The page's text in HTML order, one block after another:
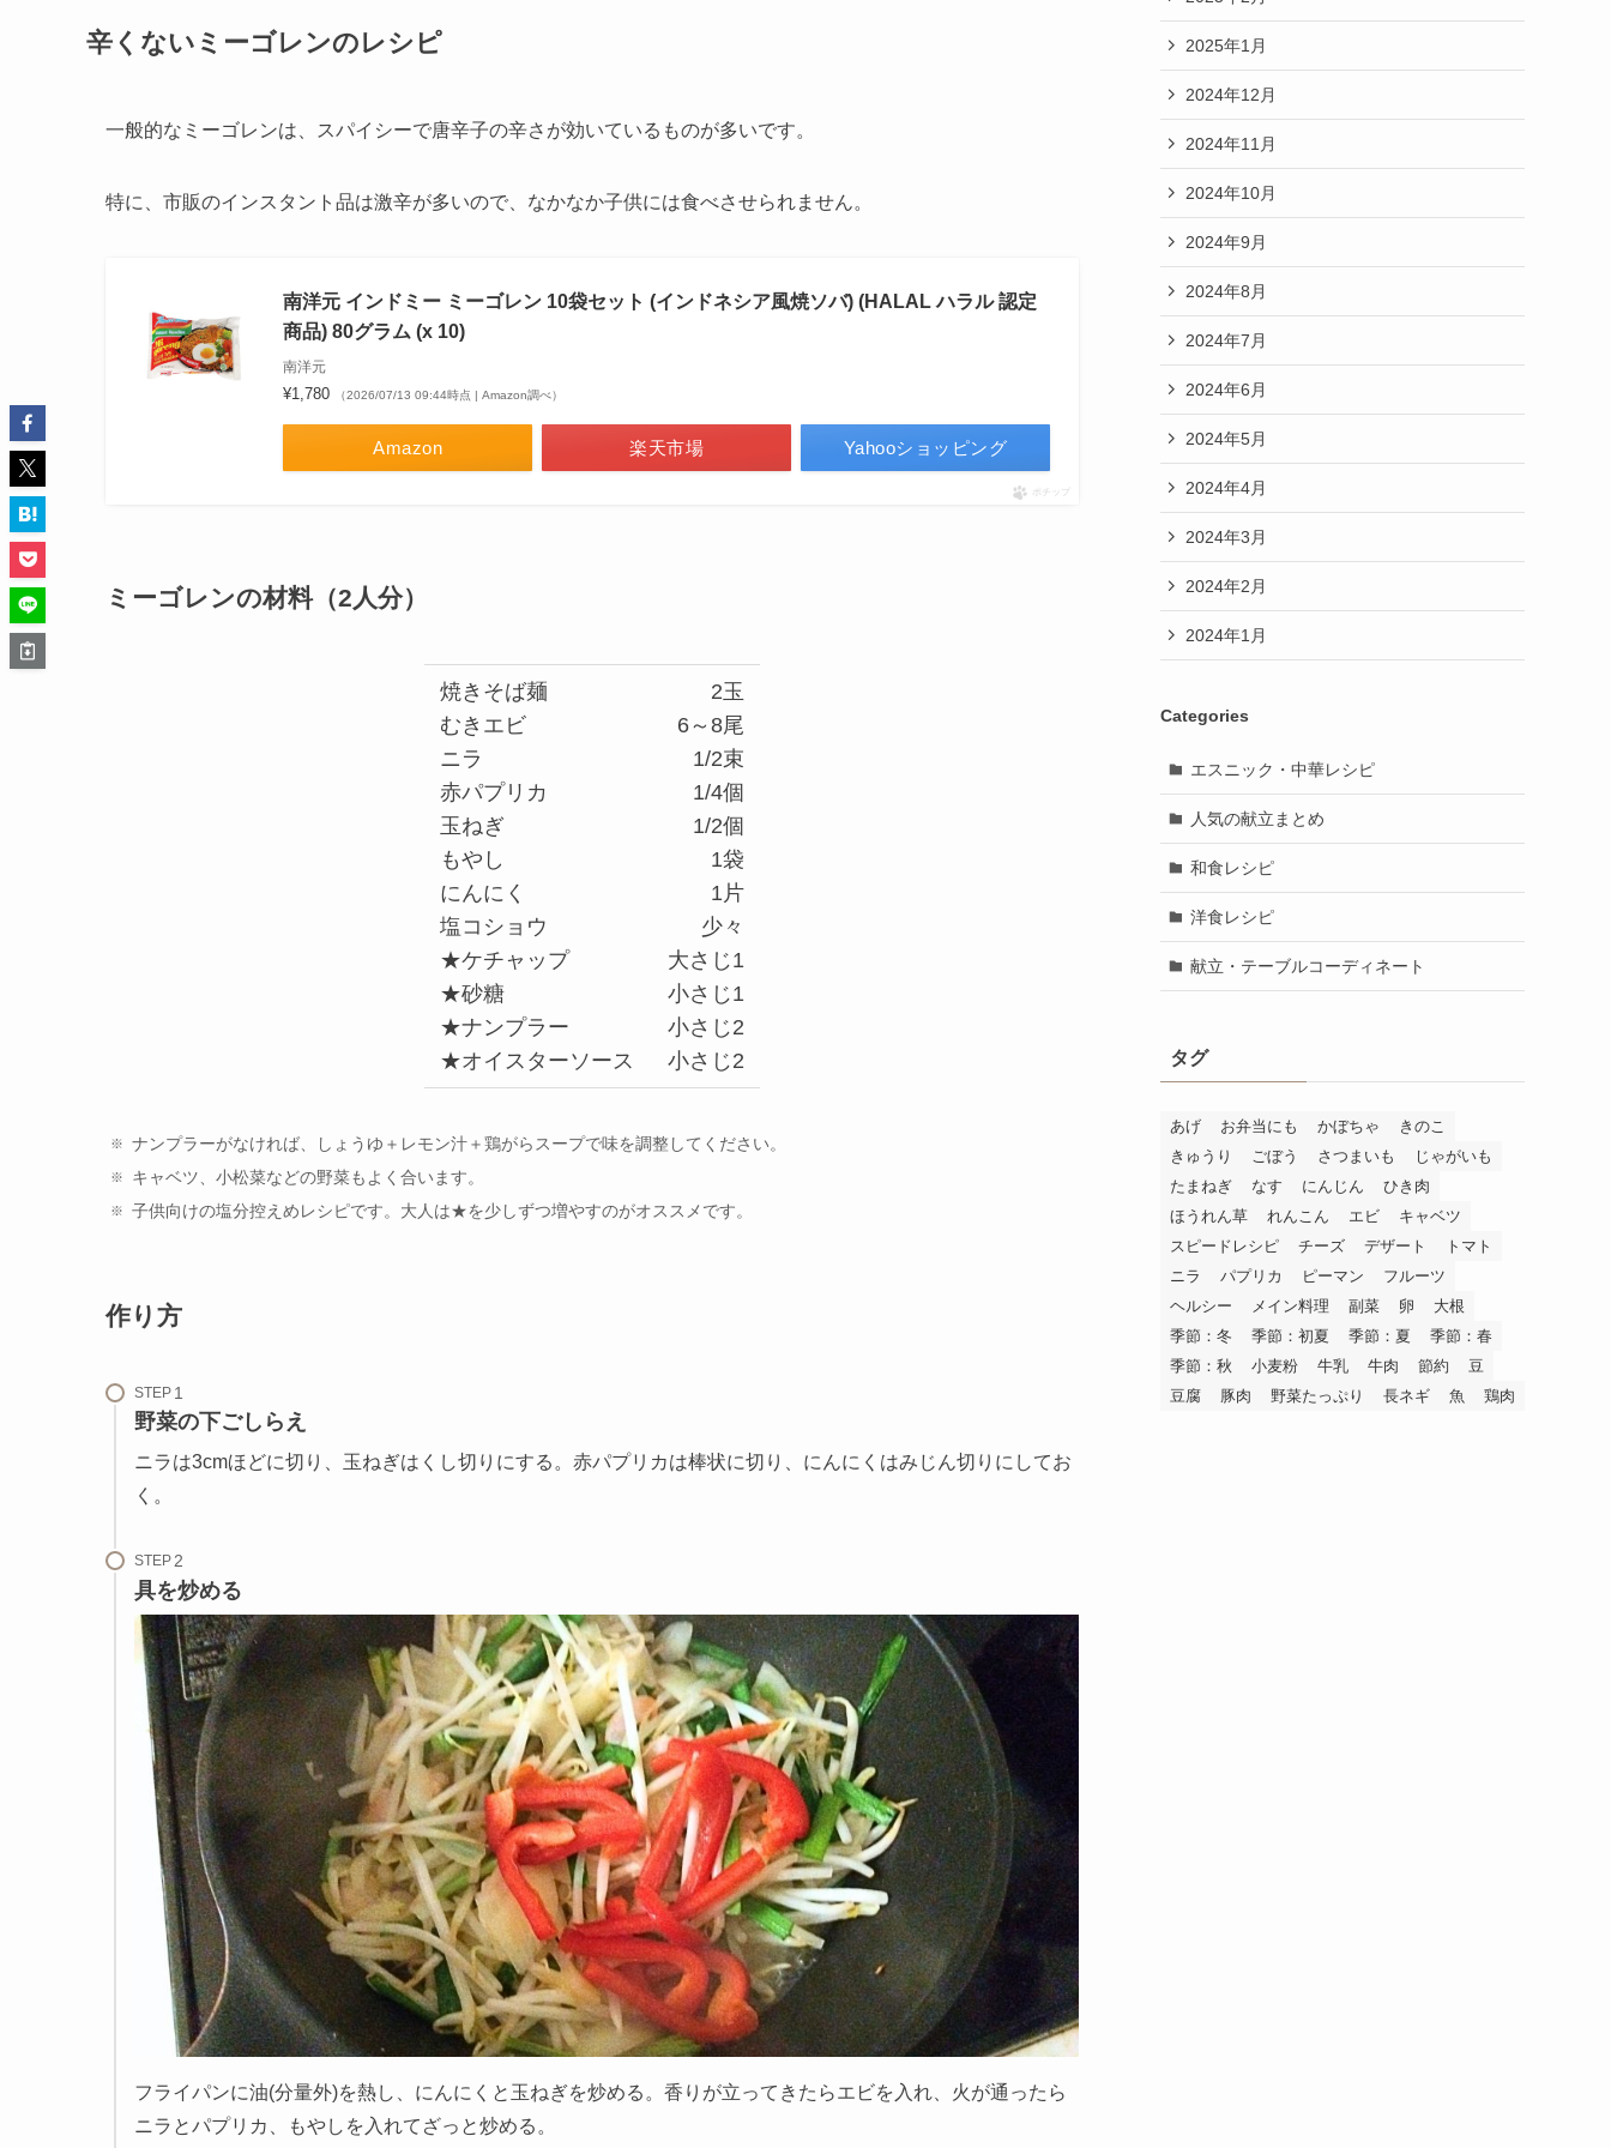
辛くないミーゴレンのレシピ
一般的なミーゴレンは、スパイシーで唐辛子の辛さが効いているものが多いです。
特に、市販のインスタント品は激辛が多いので、なかなか子供には食べさせられません。
南洋元 インドミー ミーゴレン 10袋セット (インドネシア風焼ソバ) (HALAL ハラル 認定
商品) 80グラム (x 10)
南洋元
¥1,780 （2026/07/13 09:44時点 | Amazon調べ）
Amazon 楽天市場 Yahooショッピング
ポチップ
ミーゴレンの材料（2人分）
焼きそば麺
むきエビ
ニラ
赤パプリカ
玉ねぎ
もやし
にんにく
塩コショウ
★ケチャップ
★砂糖
★ナンプラー
★オイスターソース
2玉
6～8尾
1/2束
1/4個
1/2個
1袋
1片
少々
大さじ1
小さじ1
小さじ2
小さじ2
ナンプラーがなければ、しょうゆ＋レモン汁＋鶏がらスープで味を調整してください。
キャベツ、小松菜などの野菜もよく合います。
子供向けの塩分控えめレシピです。大人は★を少しずつ増やすのがオススメです。
作り方
STEP
野菜の下ごしらえ
ニラは3cmほどに切り、玉ねぎはくし切りにする。赤パプリカは棒状に切り、にんにくはみじん切りにしてお
く。
STEP
具を炒める
フライパンに油(分量外)を熱し、にんにくと玉ねぎを炒める。香りが立ってきたらエビを入れ、火が通ったら
ニラとパプリカ、もやしを入れてざっと炒める。
2025年1月
2024年12月
2024年11月
2024年10月
2024年9月
2024年8月
2024年7月
2024年6月
2024年5月
2024年4月
2024年3月
2024年2月
2024年1月
Categories
エスニック・中華レシピ
人気の献立まとめ
和食レシピ
洋食レシピ
献立・テーブルコーディネート
タグ
あげ お弁当にも かぼちゃ
きのこ
きゅうり
ごぼう さつまいも
じゃがいも
たまねぎ
なす にんじん
ひき肉
ほうれん草
れんこん エビ
キャベツ
スピードレシピ
チーズ デザート
トマト
ニラ
パプリカ ピーマン
フルーツ
ヘルシー
メイン料理 副菜 卵
大根
季節：冬
季節：初夏 季節：夏
季節：春
季節：秋
小麦粉 牛乳 牛肉 節約
豆
豆腐
豚肉 野菜たっぷり 長ネギ 魚 鶏肉